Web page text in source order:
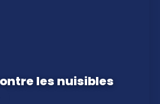
les nuisibles